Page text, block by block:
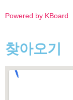
Powered by KBoard
찾아오기